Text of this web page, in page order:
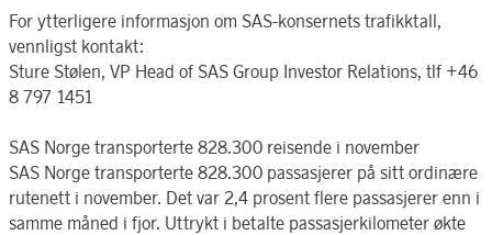
For ytterligere informasjon om SAS-konsernets trafikktall,
vennligst kontakt:
Sture Stølen, VP Head of SAS Group Investor Relations, tlf +46
8 797 1451
SAS Norge transporterte 828.300 reisende i november
SAS Norge transporterte 828.300 passasjerer på sitt ordinære
rutenett i november. Det var 2,4 prosent flere passasjerer enn i
samme måned i fjor. Uttrykt i betalte passasjerkilometer økte